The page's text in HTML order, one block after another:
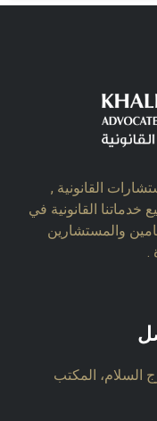
القانونية ,
خدماتنا القانونية في
والمستشارين
.
السلام، المكتب